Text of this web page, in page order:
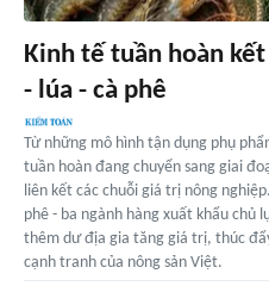
Kinh tế tuần hoàn
- lúa - cà phê
Từ những mô hình tận dụng phụ
tuần hoàn đang chuyển sang giai
liên kết các chuỗi giá trị nông
phê - ba ngành hàng xuất khẩu chủ
thêm dư địa gia tăng giá trị, thúc
cạnh tranh của nông sản Việt.